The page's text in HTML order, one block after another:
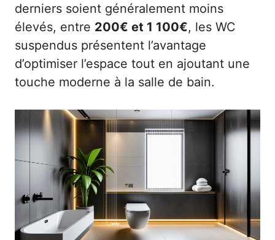
derniers soient généralement moins
élevés, entre 200€ et 1 100€, les WC
suspendus présentent l’avantage
d’optimiser l’espace tout en ajoutant une
touche moderne à la salle de bain.